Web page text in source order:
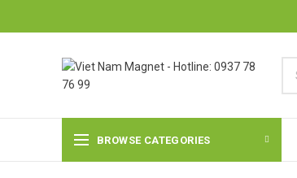
BROWSE CATEGORIES